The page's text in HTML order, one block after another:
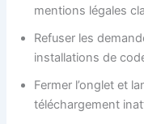
mentions légales
Refuser les
installations de
Fermer l’onglet et
téléchargement